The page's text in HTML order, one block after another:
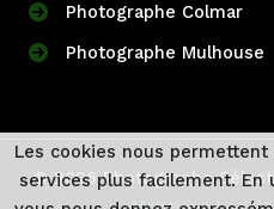
Photographe Colmar
Photographe Mulhouse
© 2026 Photographe
Les cookies nous
services plus facilement. En